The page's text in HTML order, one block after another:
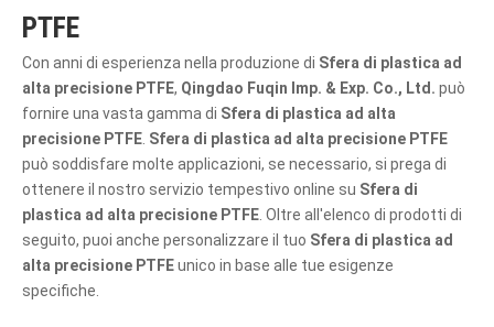
PTFE
Con anni di esperienza nella produzione di Sfera di plastica ad
alta precisione PTFE, Qingdao Fuqin Imp. & Exp. Co., Ltd. può
fornire una vasta gamma di Sfera di plastica ad alta
precisione PTFE Sfera di plastica ad alta precisione PTFE
può soddisfare molte applicazioni, se necessario, si prega di
ottenere il nostro servizio tempestivo online su Sfera di
plastica ad alta precisione PTFE . Oltre all'elenco di prodotti di
seguito, puoi anche personalizzare il tuo Sfera di plastica ad
alta precisione PTFEunico in base alle tue esigenze
specifiche.